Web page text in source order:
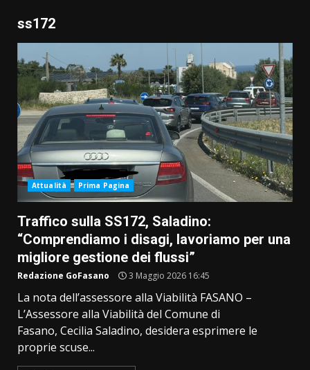
ss172
Attualità Prima Pagina
Traffico sulla SS172, Saladino:
“Comprendiamo i disagi, lavoriamo per una
migliore gestione dei flussi”
Redazione GoFasano 3 Maggio 2026 16:45
La nota dell’assessore alla Viabilità FASANO –
L’Assessore alla Viabilità del Comune di
Fasano, Cecilia Saladino, desidera esprimere le
proprie scuse...